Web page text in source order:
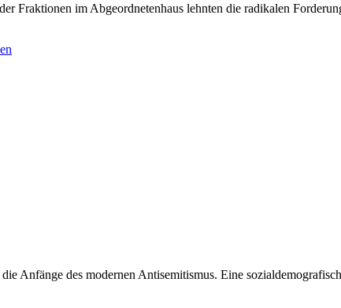
Fraktionen im Abgeordnetenhaus lehnten die radikalen
Anfänge des modernen Antisemitismus. Eine